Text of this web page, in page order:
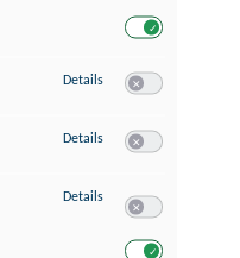
Details zu Erstellung von
Details zu Verwendung von
Details zu Messung der